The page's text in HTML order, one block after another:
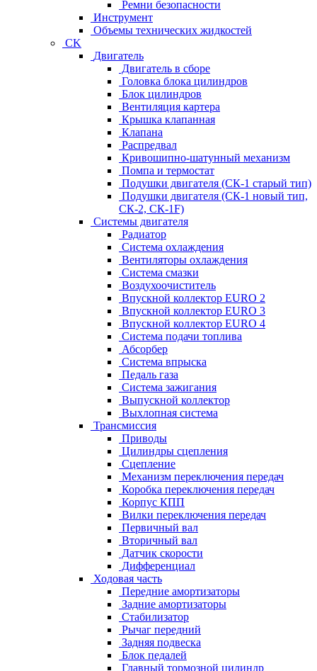
Ремни безопасности
Инструмент
Объемы технических жидкостей
CK
Двигатель
Двигатель в сборе
Головка блока цилиндров
Блок цилиндров
Вентиляция картера
Крышка клапанная
Клапана
Распредвал
Кривошипно-шатунный механизм
Помпа и термостат
Подушки двигателя (СК-1 старый тип)
Подушки двигателя (СК-1 новый тип,
СК-2, СК-1F)
Системы двигателя
Радиатор
Система охлаждения
Вентиляторы охлаждения
Система смазки
Воздухоочиститель
Впускной коллектор EURO 2
Впускной коллектор EURO 3
Впускной коллектор EURO 4
Система подачи топлива
Абсорбер
Система впрыска
Педаль газа
Система зажигания
Выпускной коллектор
Выхлопная система
Трансмиссия
Приводы
Цилиндры сцепления
Сцепление
Механизм переключения передач
Коробка переключения передач
Корпус КПП
Вилки переключения передач
Первичный вал
Вторичный вал
Датчик скорости
Дифференциал
Ходовая часть
Передние амортизаторы
Задние амортизаторы
Стабилизатор
Рычаг передний
Задняя подвеска
Блок педалей
Главный тормозной цилиндр